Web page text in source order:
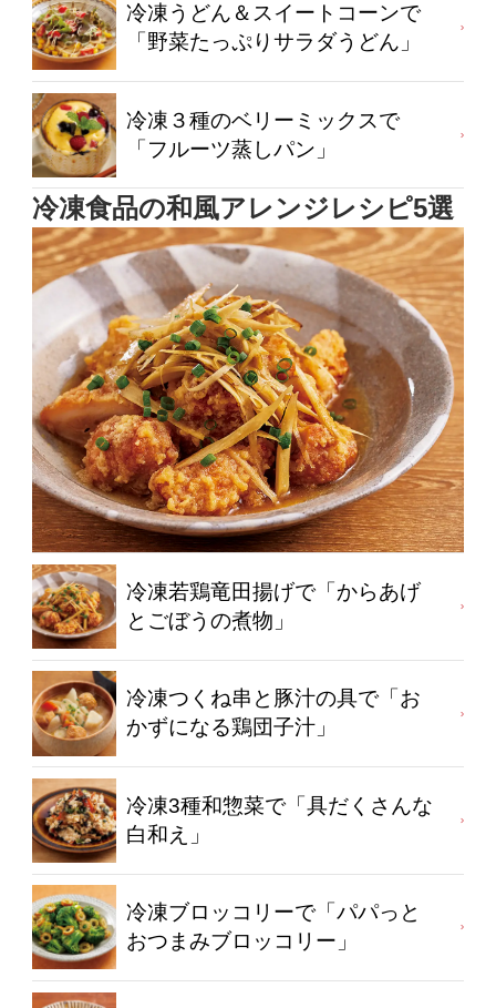
冷凍うどん＆スイートコーンで
「野菜たっぷりサラダうどん」
冷凍３種のベリーミックスで
「フルーツ蒸しパン」
冷凍食品の和風アレンジレシピ5選
冷凍若鶏竜田揚げで「からあげ
とごぼうの煮物」
冷凍つくね串と豚汁の具で「お
かずになる鶏団子汁」
冷凍3種和惣菜で「具だくさんな
白和え」
冷凍ブロッコリーで「パパっと
おつまみブロッコリー」